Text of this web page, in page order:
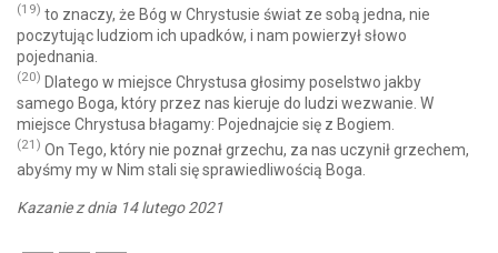
(19) to znaczy, że Bóg w Chrystusie świat ze sobą jedna, nie
poczytując ludziom ich upadków, i nam powierzył słowo
pojednania.
(20) Dlatego w miejsce Chrystusa głosimy poselstwo jakby
samego Boga, który przez nas kieruje do ludzi wezwanie. W
miejsce Chrystusa błagamy: Pojednajcie się z Bogiem.
(21) On Tego, który nie poznał grzechu, za nas uczynił grzechem,
abyśmy my w Nim stali się sprawiedliwością Boga.
Kazanie z dnia 14 lutego 2021